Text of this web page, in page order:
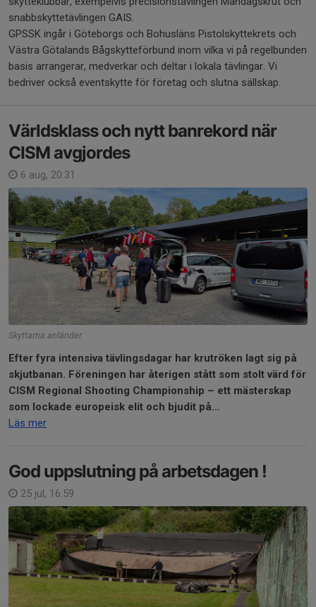
snabbskyttetävlingen GAIS.
GPSSK ingår i Göteborgs och Bohusläns Pistolskyttekrets och
Västra Götalands Bågskytteförbund inom vilka vi på regelbunden
basis arrangerar, medverkar och deltar i lokala tävlingar. Vi
bedriver också eventskytte för företag och slutna sällskap.
Världsklass och nytt banrekord när
CISM avgjordes
6 aug, 20:31
Skyttarna anländer
Efter fyra intensiva tävlingsdagar har krutröken lagt sig på
skjutbanan. Föreningen har återigen stått som stolt värd för
CISM Regional Shooting Championship – ett mästerskap
som lockade europeisk elit och bjudit på...
Läs mer
God uppslutning på arbetsdagen !
25 jul, 16:59